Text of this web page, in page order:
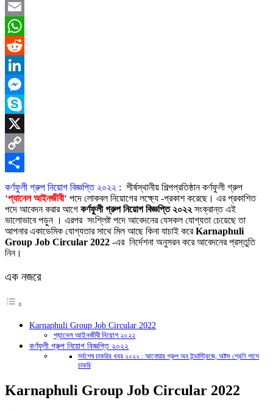
Facebook
Email
WhatsApp
Reddit
LinkedIn
Messenger
Skype
X
Copy
Link
Share
কর্ণফুলী গ্রুপ নিয়োগ বিজ্ঞপ্তি ২০২২ : শীর্ষস্থানীয় শিল্পপ্রতিষ্ঠান কর্ণফুলী গ্রুপ
‘প্যানেল আইনজীবী‘ পদে লোকবল নিয়োগের লক্ষ্যে -প্রকাশ করেছে। এর প্রকাশিত
পদে আবেদন করার আগে কর্ণফুলী গ্রুপ নিয়োগ বিজ্ঞপ্তি ২০২২ সংক্রান্ত এই
ভালোভাবে পড়ুন । এরপর সংশ্লিষ্ট পদে আবেদনের যেসকল যোগ্যতা চেয়েছে তা
আপনার একাডেমিক যোগ্যতার সাথে মিল আছে কিনা যাচাই করেKarnaphuli
Group Job Circular 2022 -এর নির্দেশনা অনুসরন করে আবেদনের প্রস্তুতি
নিন।
এক নজরে
Karnaphuli Group Job Circular 2022
প্যানেল আইনজীবী নিয়োগ ২০২২
কর্ণফুলী গ্রুপ নিয়োগ বিজ্ঞপ্তি ২০২২
সর্বশেষ চাকরির খবর ২০২২ : আনোয়ার গ্রুপ অব ইন্ডাস্ট্রিজে, অষ্টম শ্রেণি পাসে
চাকরি
Karnaphuli Group Job Circular 2022